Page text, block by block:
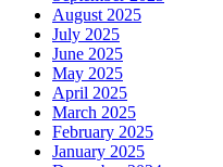
August 2025
July 2025
June 2025
May 2025
April 2025
March 2025
February 2025
January 2025